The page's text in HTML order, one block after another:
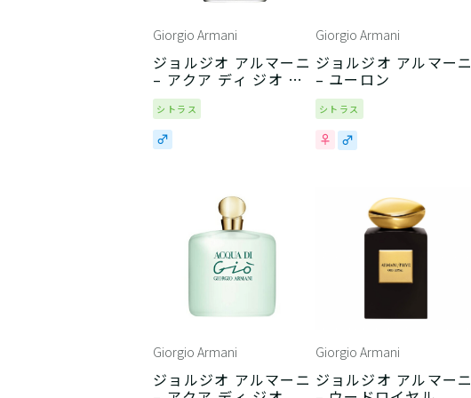
Giorgio Armani
ジョルジオ アルマーニ
– アクア ディ ジオ プ
ールオム
シトラス
Giorgio Armani
ジョルジオ アルマーニ
– ユーロン
シトラス
Giorgio Armani
ジョルジオ アルマーニ
Giorgio Armani
ジョルジオ アルマーニ